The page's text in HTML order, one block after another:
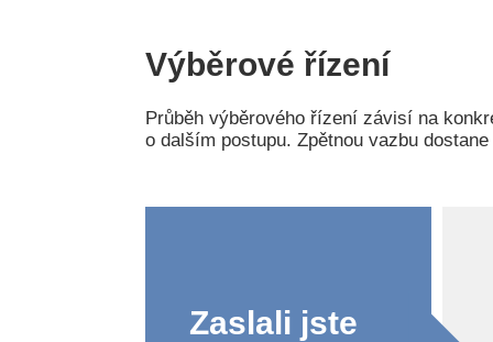
Výběrové řízení
Průběh výběrového řízení závisí na
o dalším postupu. Zpětnou vazbu
Zaslali jste